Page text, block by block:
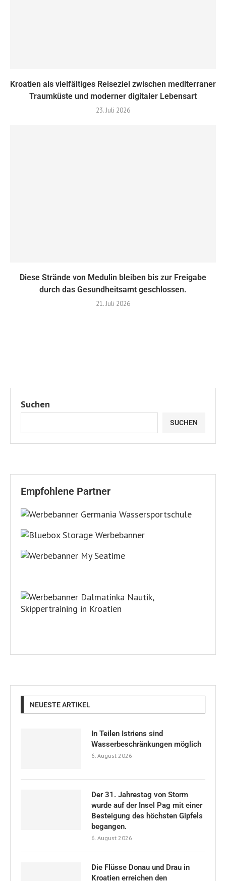
Kroatien als vielfältiges Reiseziel zwischen mediterraner
Traumküste und moderner digitaler Lebensart
23. Juli 2026
Diese Strände von Medulin bleiben bis zur Freigabe
durch das Gesundheitsamt geschlossen.
21. Juli 2026
Suchen
SUCHEN
Empfohlene Partner
NEUESTE ARTIKEL
In Teilen Istriens sind
Wasserbeschränkungen möglich
6. August 2026
Der 31. Jahrestag von Storm
wurde auf der Insel Pag mit einer
Besteigung des höchsten Gipfels
begangen.
6. August 2026
Die Flüsse Donau und Drau in
Kroatien erreichen den